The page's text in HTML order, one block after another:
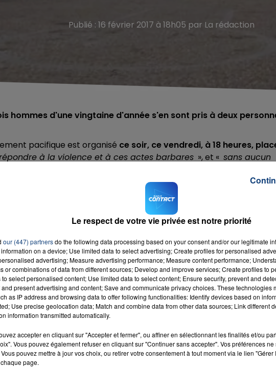
Publié : 16 février 2017 à 18h05 par La rédaction
hommes d'une vingtaine d'année s'en sont pris à deux
pacifique est organisé ce soir, ce vendredi, à 18 heures,
à la violence et à ces actes barbares », et « sans aucun
de samedi à dimanche, trois hommes d'une vingtaine d'année s'en
couteau : cinq victimes sont à déplorer, avec un nez cassé, dix-
dans le dos pour ces Arrageois âgés de 20 à 30ans.
Without You
DAVID GUETTA
FEAT. USHER
RADIO CONTACT
Le respect de votre vie privée est notre priorité
our (447) partnersdo the following data processing based on your consent and/or our legitimate
on a device; Use limited data to select advertising; Create profiles for personalised
advertising; Measure advertising performance; Measure content performance;
or combinations of data from different sources; Develop and improve services; Create profiles to
select personalised content; Use limited data to select content; Ensure security, prevent and
present advertising and content; Save and communicate privacy choices. These technologies
as IP address and browsing data to offer following functionalities: Identify devices based on
Use precise geolocation data; Match and combine data from other data sources; Link different
information transmitted automatically.
accepter en cliquant sur "Accepter et fermer", ou affiner en sélectionnant les finalités et/ou
Vous pouvez également refuser en cliquant sur "Continuer sans accepter". Vos préférences
pouvez mettre à jour vos choix, ou retirer votre consentement à tout moment via le lien
page.